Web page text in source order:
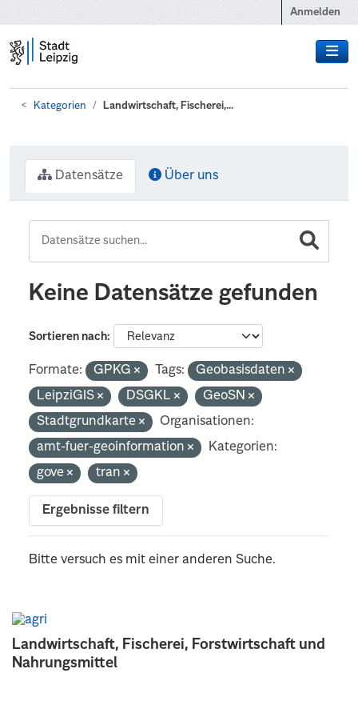
Anmelden
Kategorien Landwirtschaft, Fischerei,...
Landwirtschaft, Fischerei, Forstwirtschaft und
Nahrungsmittel
Datensätze Über uns
Keine Datensätze gefunden
Sortieren nach
Formate: GPKG Tags:
Geobasisdaten
LeipziGIS
DSGKL
GeoSN
Stadtgrundkarte
Organisationen:
amt-fuer-geoinformation
Kategorien:
gove
tran
Ergebnisse filtern
Bitte versuch es mit einer anderen Suche.